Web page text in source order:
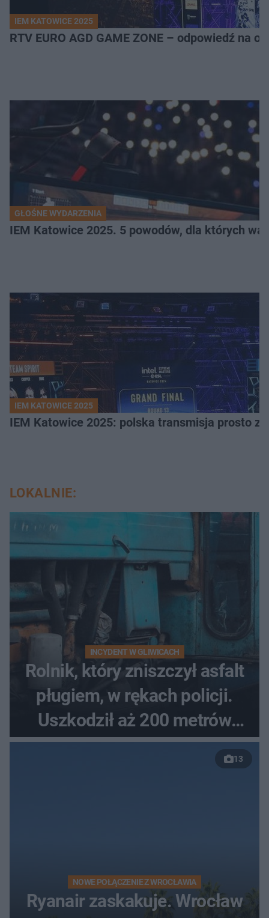
IEM KATOWICE 2025
RTV EURO AGD GAME ZONE – odpowiedź na
GŁOŚNE WYDARZENIA
IEM Katowice 2025. 5 powodów, dla których
IEM KATOWICE 2025
IEM Katowice 2025: polska transmisja prosto
LOKALNIE:
INCYDENT W GLIWICACH
Rolnik, który zniszczył asfalt
pługiem, w rękach policji.
Uszkodził aż 200 metrów
nowej drogi
13
NOWE POŁĄCZENIE Z WROCŁAWIA
Ryanair zaskakuje. Wrocław